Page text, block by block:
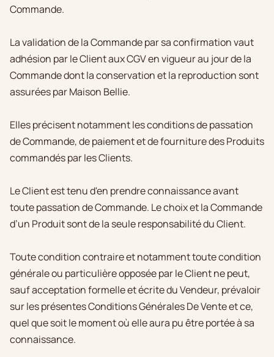
Commande.
La validation de la Commande par sa confirmation vaut
adhésion par le Client aux CGV en vigueur au jour de la
Commande dont la conservation et la reproduction sont
assurées par Maison Bellie.
Elles précisent notamment les conditions de passation
de Commande, de paiement et de fourniture des Produits
commandés par les Clients.
Le Client est tenu d'en prendre connaissance avant
toute passation de Commande. Le choix et la Commande
d’un Produit sont de la seule responsabilité du Client.
Toute condition contraire et notamment toute condition
générale ou particulière opposée par le Client ne peut,
sauf acceptation formelle et écrite du Vendeur, prévaloir
sur les présentes Conditions Générales De Vente et ce,
quel que soit le moment où elle aura pu être portée à sa
connaissance.